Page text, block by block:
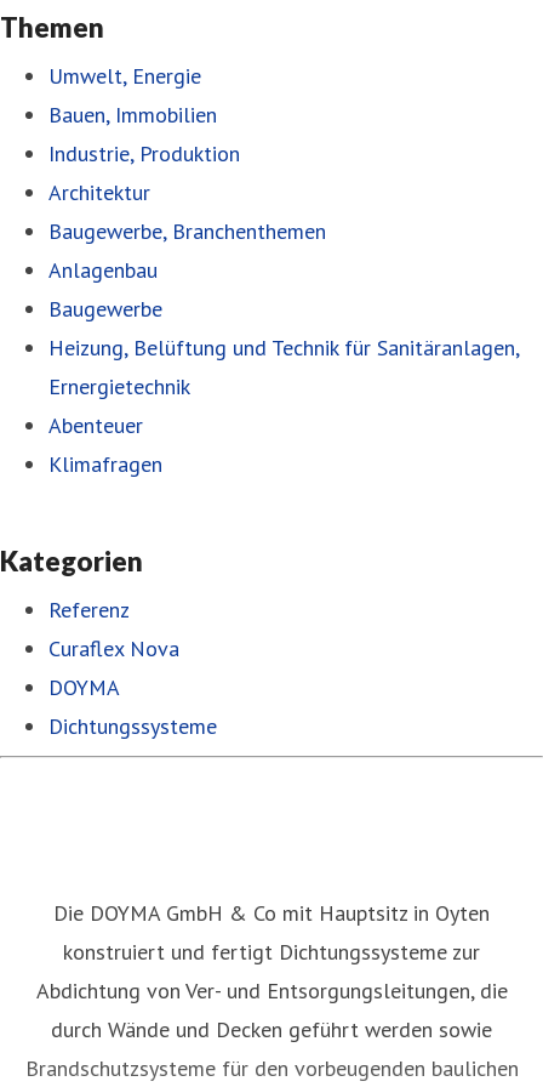
Themen
Umwelt, Energie
Bauen, Immobilien
Industrie, Produktion
Architektur
Baugewerbe, Branchenthemen
Anlagenbau
Baugewerbe
Heizung, Belüftung und Technik für Sanitäranlagen,
Ernergietechnik
Abenteuer
Klimafragen
Kategorien
Referenz
Curaflex Nova
DOYMA
Dichtungssysteme
Die DOYMA GmbH & Co mit Hauptsitz in Oyten
konstruiert und fertigt Dichtungssysteme zur
Abdichtung von Ver- und Entsorgungsleitungen, die
durch Wände und Decken geführt werden sowie
Brandschutzsysteme für den vorbeugenden baulichen